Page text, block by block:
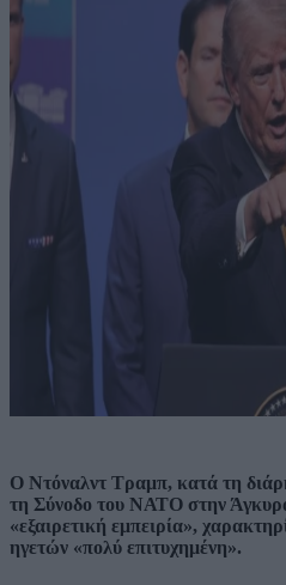
Ο Ντόναλντ Τραμπ, κατά τη
τη Σύνοδο του ΝΑΤΟ στην
«εξαιρετική εμπειρία»,
ηγετών «πολύ επιτυχημένη».